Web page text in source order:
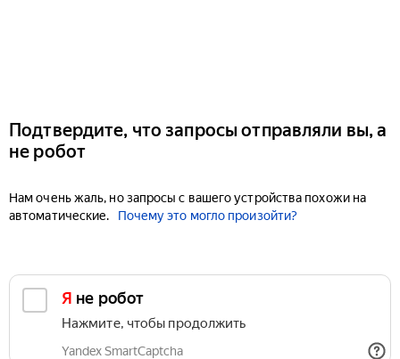
Подтвердите, что запросы отправляли вы, а
не робот
Нам очень жаль, но запросы с вашего устройства похожи на
автоматические.
Почему это могло произойти?
Я не робот
Нажмите, чтобы продолжить
Yandex SmartCaptcha